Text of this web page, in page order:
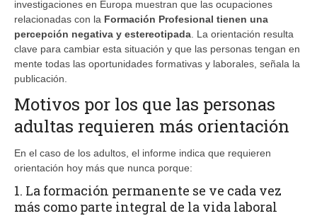
investigaciones en Europa muestran que las ocupaciones
relacionadas con la Formación Profesional tienen una
percepción negativa y estereotipada . La orientación resulta
clave para cambiar esta situación y que las personas tengan en
mente todas las oportunidades formativas y laborales, señala la
publicación.
Motivos por los que las personas
adultas requieren más orientación
En el caso de los adultos, el informe indica que requieren
orientación hoy más que nunca porque:
1. La formación permanente se ve cada vez
más como parte integral de la vida laboral